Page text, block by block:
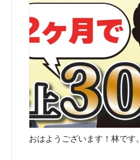
おはようございます！林です。